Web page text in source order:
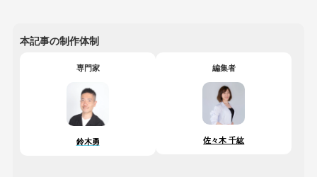
本記事の制作体制
専門家
鈴木勇
編集者
佐々木 千紘